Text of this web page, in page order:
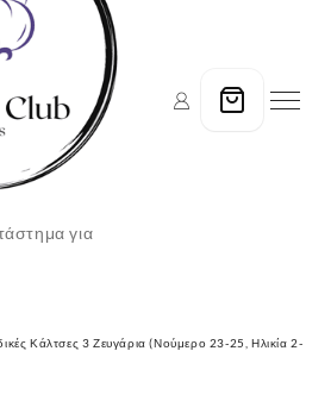
για
Κάλτσες 3 Ζευγάρια (Νούμερο 23-25, Ηλικία 2-